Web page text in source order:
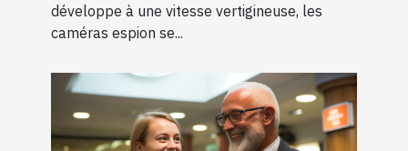
développe à une vitesse vertigineuse, les
caméras espion se...